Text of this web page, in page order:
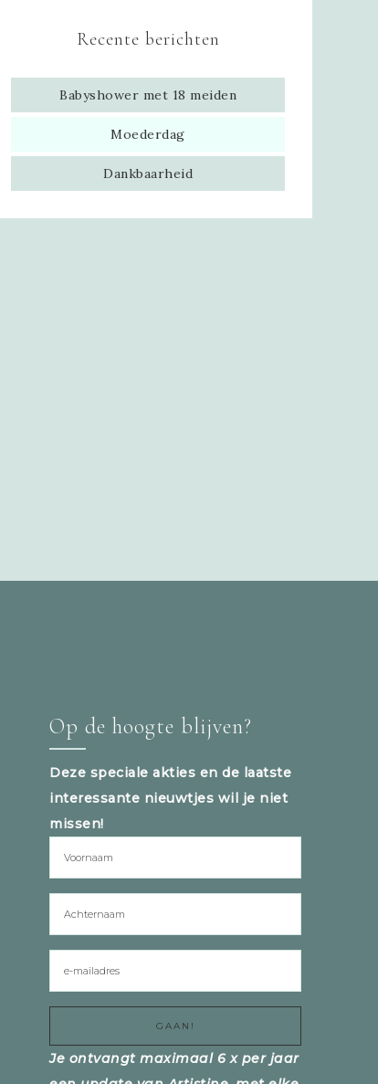
Recente berichten
Babyshower met 18 meiden
Moederdag
Dankbaarheid
Op de hoogte blijven?
Deze speciale akties en de laatste
interessante nieuwtjes wil je niet
missen!
Je ontvangt maximaal 6 x per jaar